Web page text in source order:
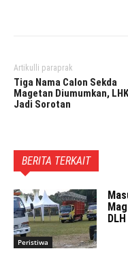
Artikulli paraprak
Tiga Nama Calon Sekda
Magetan Diumumkan,
Jadi Sorotan
BERITA TERKAIT
Peristiwa